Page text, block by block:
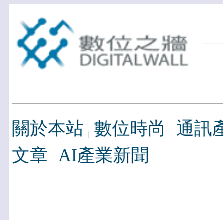
關於本站 數位時尚
通訊
文章 AI產業新聞